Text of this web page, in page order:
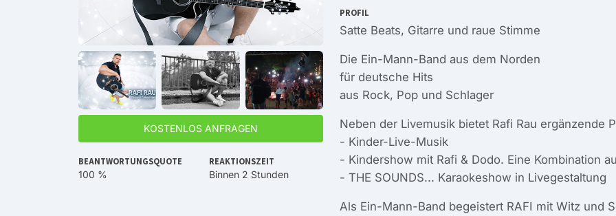
KOSTENLOS ANFRAGEN
BEANTWORTUNGSQUOTE
100 %
REAKTIONSZEIT
Binnen 2 Stunden
PROFIL
Satte Beats, Gitarre und raue Stimme
Die Ein-Mann-Band aus dem Norden
für deutsche Hits
aus Rock, Pop und Schlager
Neben der Livemusik bietet Rafi Rau ergänzende
- Kinder-Live-Musik
- Kindershow mit Rafi & Dodo. Eine Kombination
- THE SOUNDS... Karaokeshow in Livegestaltung
Als Ein-Mann-Band begeistert RAFI mit Witz und